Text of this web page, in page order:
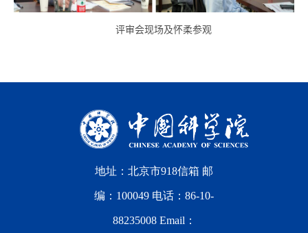
评审会现场及怀柔参观
地址：北京市918信箱 邮
编：100049 电话：86-10-
88235008 Email：